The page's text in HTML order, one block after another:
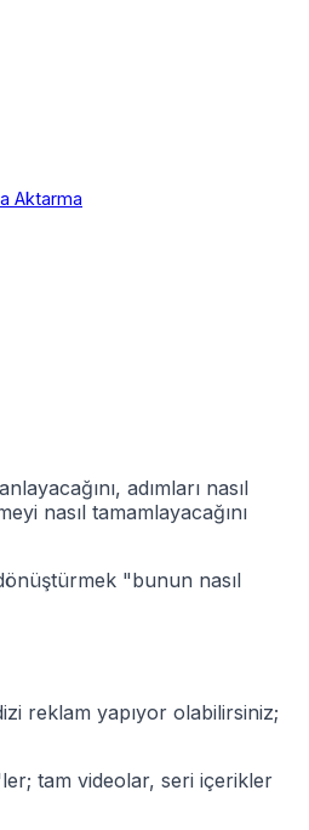
Aktarma
adımları nasıl
nasıl tamamlayacağını
"bunun nasıl
reklam yapıyor olabilirsiniz;
tam videolar, seri içerikler